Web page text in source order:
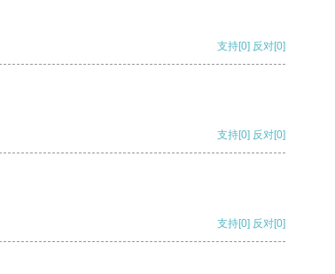
支持[0] 反对[0]
支持[0] 反对[0]
支持[0] 反对[0]